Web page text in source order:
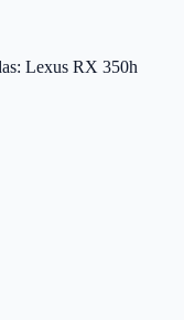
Lexus RX 350h